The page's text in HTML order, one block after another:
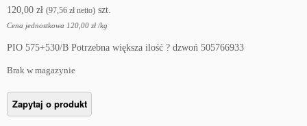
120,00 zł (97,56 zł netto) szt.
Cena jednostkowa 120,00 zł /kg
PIO 575+530/B Potrzebna większa ilość ? dzwoń 505766933
Brak w magazynie